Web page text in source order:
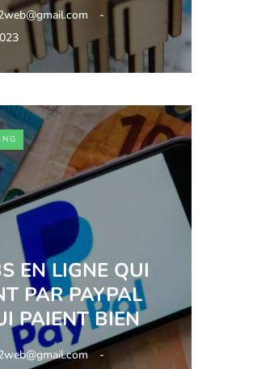
EN LIGNE QUI
PAR PAYPAL
PAIENT BIEN